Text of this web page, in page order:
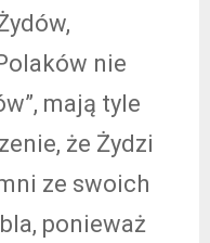
nie
mają tyle
że Żydzi
ze swoich
ponieważ